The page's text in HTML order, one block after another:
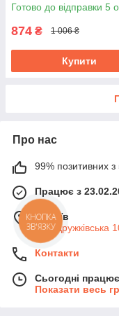
Готово до відправки 5
874 ₴ 1 006 ₴
Купити
Про нас
99% позитивних з
Працює з
м. Київ
вул. Дружківська
Контакти
Сьогодні
Показати весь
КНОПКА
ЗВ'ЯЗКУ